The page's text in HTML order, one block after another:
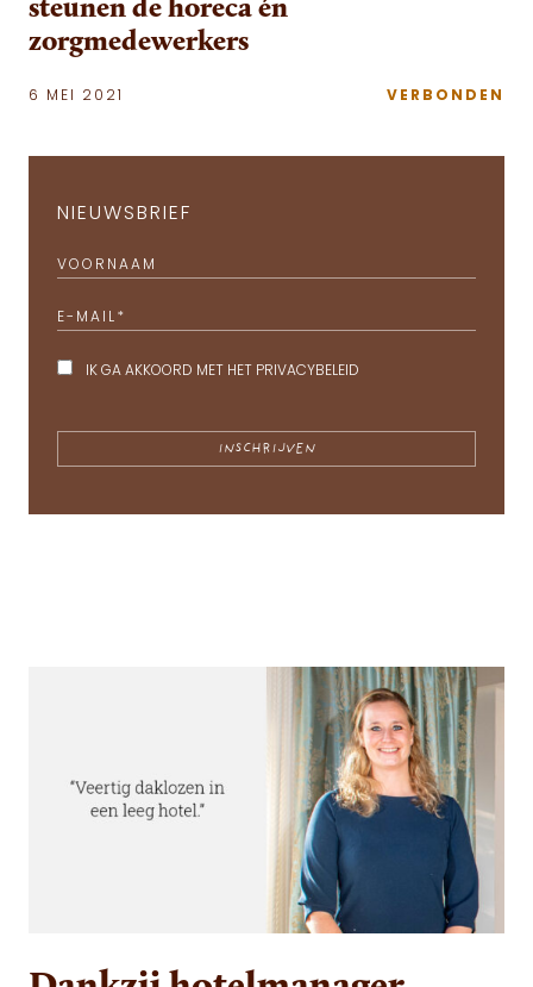
zorgmedewerkers
6 MEI 2021 VERBONDEN
NIEUWSBRIEF
VOORNAAM
E-MAIL *
IK GA AKKOORD MET HET PRIVACYBELEID